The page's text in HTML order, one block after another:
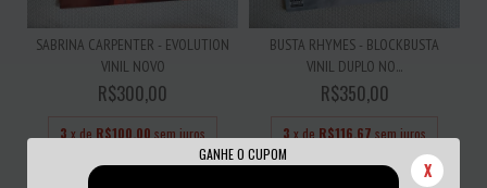
GANHE O CUPOM
X
SABRINA CARPENTER - EVOLUTION
VINIL NOVO
R$300,00
3 x de R$100,00 sem juros
BUSTA RHYMES - BLOCKBUSTA
VINIL DUPLO NO...
R$350,00
3 x de R$116,67 sem juros